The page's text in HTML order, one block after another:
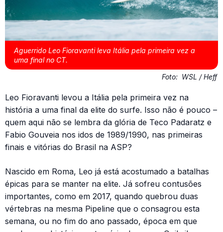
Aguerrido Leo Fioravanti leva Itália pela primeira vez a
uma final no CT.
Foto: WSL / Heff
Leo Fioravanti levou a Itália pela primeira vez na
história a uma final da elite do surfe. Isso não é pouco –
quem aqui não se lembra da glória de Teco Padaratz e
Fabio Gouveia nos idos de 1989/1990, nas primeiras
finais e vitórias do Brasil na ASP?
Nascido em Roma, Leo já está acostumado a batalhas
épicas para se manter na elite. Já sofreu contusões
importantes, como em 2017, quando quebrou duas
vértebras na mesma Pipeline que o consagrou esta
semana, ou no fim do ano passado, época em que